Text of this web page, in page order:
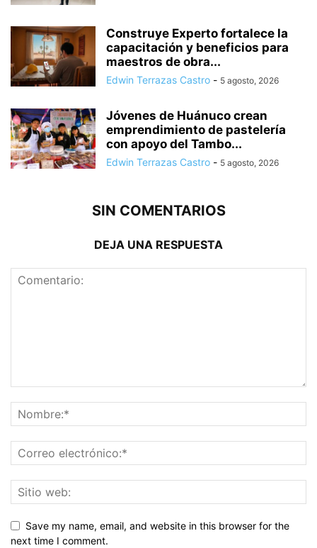
Construye Experto fortalece la
capacitación y beneficios para
maestros de obra...
Edwin Terrazas Castro - 5 agosto, 2026
Jóvenes de Huánuco crean
emprendimiento de pastelería
con apoyo del Tambo...
Edwin Terrazas Castro - 5 agosto, 2026
SIN COMENTARIOS
DEJA UNA RESPUESTA
Save my name, email, and website in this browser for the
next time I comment.